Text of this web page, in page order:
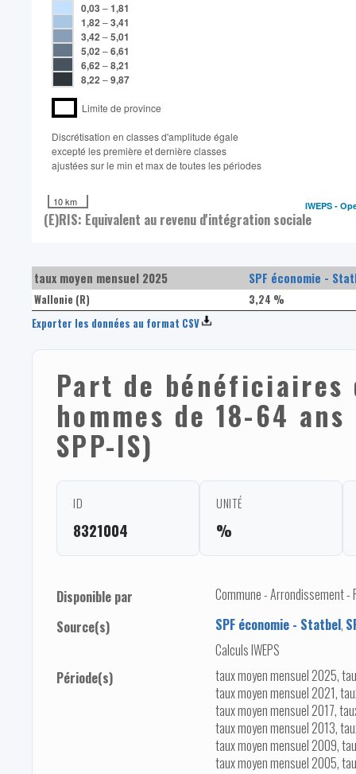
0,03 –1,81
1,82 –3,41
3,42 –5,01
5,02 –6,61
6,62 –8,21
8,22 –9,87
Limite de province
Discrétisation en classes d'amplitude égale​
excepté les première et dernière classes
ajustées sur le min et max de toutes les périodes
10 km IWEPS -
(E)RIS: Equivalent au revenu d'intégration sociale
taux moyen mensuel 2025 SPF économie -
Wallonie (R)
3,24 %
Exporter les données au format CSV
Part de bénéficiaires
hommes de 18-64
SPP-IS)
ID
8321004
UNITÉ
%
Disponible par
Commune - Arrondissement -
Source(s)
SPF économie - Statbel,
Calculs IWEPS
Période(s)
taux moyen mensuel 2025,
taux moyen mensuel 2021,
taux moyen mensuel 2017,
taux moyen mensuel 2013,
taux moyen mensuel 2009,
taux moyen mensuel 2005,